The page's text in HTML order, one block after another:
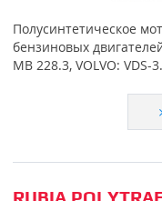
Полусинтетическое
бензиновых
MB 228.3, VOLVO: VDS-3.
RUBIA